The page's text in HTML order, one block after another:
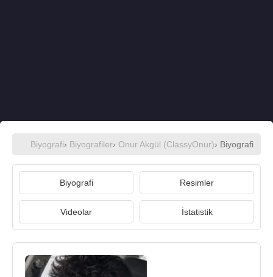
Biyografi› Biyografiler› Onur Akgül (ClassyOnur)› Biyografi
Biyografi Resimler
Videolar İstatistik